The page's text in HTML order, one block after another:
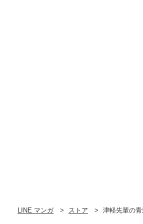
LINE マンガ ストア 津軽先輩の